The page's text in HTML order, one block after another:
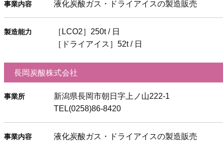
事業内容 液化炭酸ガス・ドライアイスの製造販売
製造能力
［LCO2］250t / 日
［ドライアイス］52t / 日
長岡炭酸株式会社
事業所
新潟県長岡市朝日字上ノ山222-1
TEL(0258)86-8420
事業内容 液化炭酸ガス・ドライアイスの製造販売